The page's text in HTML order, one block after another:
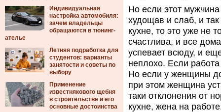
Индивидуальная
настройка автомобиля:
зачем владельцы
обращаются в тюнинг-
ателье
Летняя подработка для
студентов: варианты
занятости и советы по
выбору
Применение
известнякового щебня
в строительстве и его
основные достоинства
Но если этот
худощав и слаб, и
кухне, то это уже не
счастлива, и все
успевает всюду, и
неплохо. Если
Но если у женщины
при этом женщина
таки отклонения от
кухне, жена на